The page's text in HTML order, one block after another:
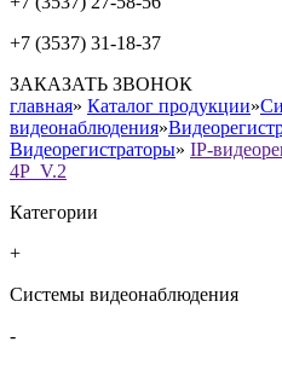
+7 (3537) 31-18-37
ЗАКАЗАТЬ ЗВОНОК
главная» Каталог продукции»
видеонаблюдения»
Видеорегистраторы» IP-
4P_V.2
Категории
+
Системы видеонаблюдения
-